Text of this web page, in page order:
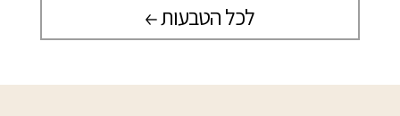
לכל הטבעות